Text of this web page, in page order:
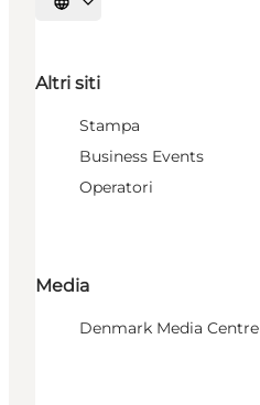
Seleziona la lingua
Altri siti
Stampa
Business Events
Operatori
Media
Denmark Media Centre